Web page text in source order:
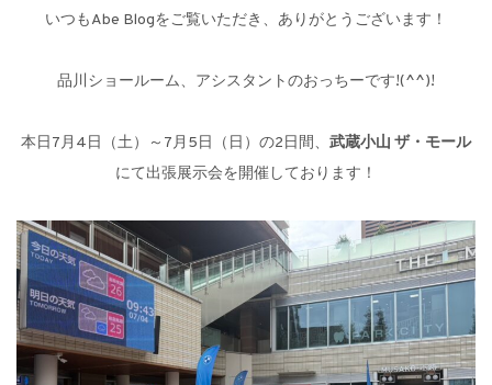
いつもAbe Blogをご覧いただき、ありがとうございます！
品川ショールーム、アシスタントのおっちーです!(^^)!
本日7月4日（土）～7月5日（日）の2日間、 武蔵小山 ザ・モール
にて出張展示会を開催しております！